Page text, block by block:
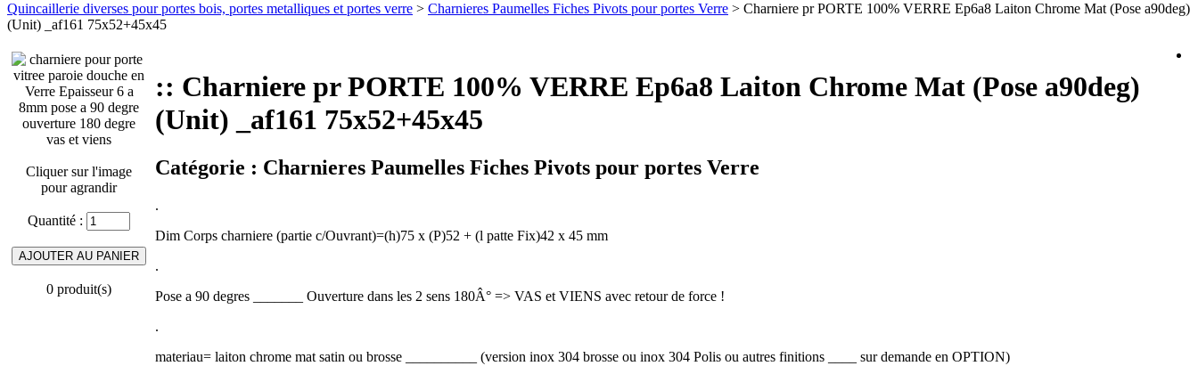
Quincaillerie diverses pour portes bois, portes metalliques et portes verre > Charnieres Paumelles Fiches Pivots pour portes Verre > Charniere pr PORTE 100% VERRE Ep6a8 Laiton Chrome Mat (Pose a90deg)
(Unit) _af161 75x52+45x45
Cliquer sur l'image
pour agrandir
Quantité :
0 produit(s)
:: Charniere pr PORTE 100% VERRE Ep6a8 Laiton Chrome Mat (Pose a90deg)
(Unit) _af161 75x52+45x45
Catégorie : Charnieres Paumelles Fiches Pivots pour portes Verre
.
Dim Corps charniere (partie c/Ouvrant)=(h)75 x (P)52 + (l patte Fix)42 x 45 mm
.
Pose a 90 degres _______ Ouverture dans les 2 sens 180Â° => VAS et VIENS avec retour de force !
.
materiau= laiton chrome mat satin ou brosse __________ (version inox 304 brosse ou inox 304 Polis ou autres finitions ____ sur demande en OPTION)